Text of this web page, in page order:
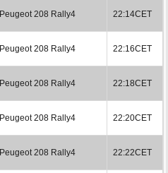
Peugeot 208 Rally4 22:14CET
Peugeot 208 Rally4 22:16CET
Peugeot 208 Rally4 22:18CET
Peugeot 208 Rally4 22:20CET
Peugeot 208 Rally4 22:22CET